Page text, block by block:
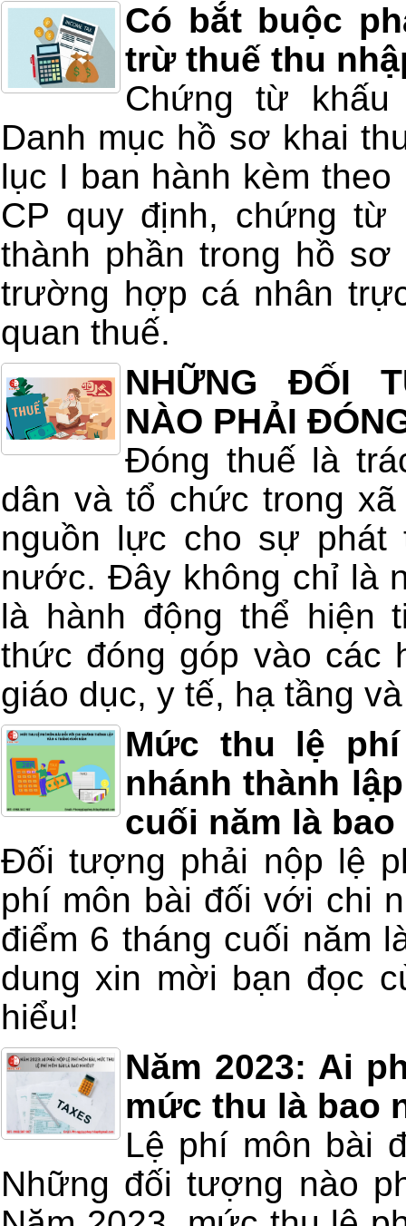
Có bắt buộc
trừ thuế thu
Chứng từ
Danh mục hồ sơ khai
lục I ban hành kèm
CP quy định, chứng từ
thành phần trong hồ
trường hợp cá nhân
quan thuế.
NHỮNG ĐỐI
NÀO PHẢI
Đóng thuế là
dân và tổ chức trong
nguồn lực cho sự phát
nước. Đây không chỉ là
là hành động thể hiện
thức đóng góp vào các
giáo dục, y tế, hạ tầng
Mức thu lệ
nhánh thành
cuối năm là
Đối tượng phải nộp lệ
phí môn bài đối với chi
điểm 6 tháng cuối năm
dung xin mời bạn đọc
hiểu!
Năm 2023: Ai
mức thu là bao
Lệ phí môn bài
Những đối tượng nào